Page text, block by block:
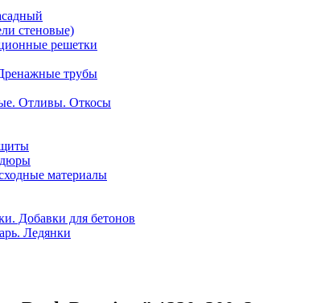
стеновые)
решетки
трубы
Отливы. Откосы
материалы
Добавки для бетонов
Ледянки